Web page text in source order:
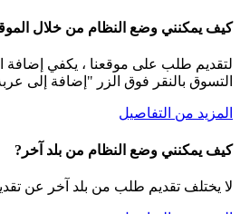
كيف يمكنني وضع النظام من خلال
لتقديم طلب على موقعنا ، يكفي إضافة
التسوق بالنقر فوق الزر "إضافة إلى
المزيد من التفاصيل
كيف يمكنني وضع النظام من بلد آخر?
لا يختلف تقديم طلب من بلد آخر عن